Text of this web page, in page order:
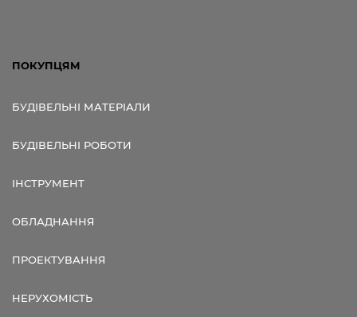
ПОКУПЦЯМ
БУДІВЕЛЬНІ МАТЕРІАЛИ
БУДІВЕЛЬНІ РОБОТИ
ІНСТРУМЕНТ
ОБЛАДНАННЯ
ПРОЕКТУВАННЯ
НЕРУХОМІСТЬ